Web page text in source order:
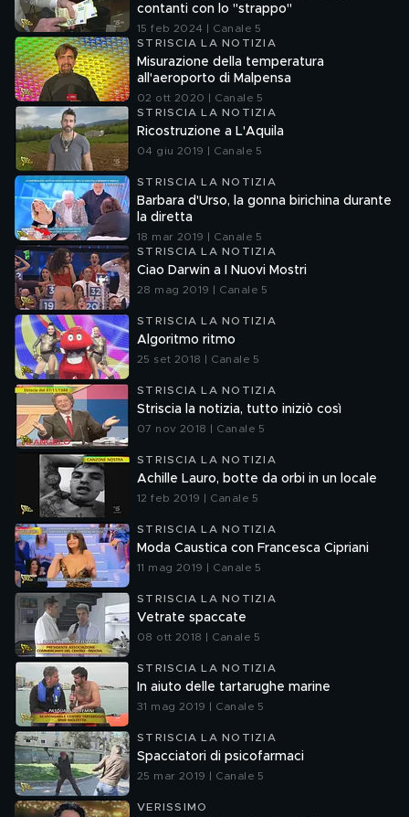
contanti con lo "strappo"
15 feb 2024 | Canale 5
STRISCIA LA NOTIZIA
Misurazione della temperatura
all'aeroporto di Malpensa
02 ott 2020 | Canale 5
STRISCIA LA NOTIZIA
Ricostruzione a L'Aquila
04 giu 2019 | Canale 5
STRISCIA LA NOTIZIA
Barbara d'Urso, la gonna birichina durante
la diretta
18 mar 2019 | Canale 5
STRISCIA LA NOTIZIA
Ciao Darwin a I Nuovi Mostri
28 mag 2019 | Canale 5
STRISCIA LA NOTIZIA
Algoritmo ritmo
25 set 2018 | Canale 5
STRISCIA LA NOTIZIA
Striscia la notizia, tutto iniziò così
07 nov 2018 | Canale 5
STRISCIA LA NOTIZIA
Achille Lauro, botte da orbi in un locale
12 feb 2019 | Canale 5
STRISCIA LA NOTIZIA
Moda Caustica con Francesca Cipriani
11 mag 2019 | Canale 5
STRISCIA LA NOTIZIA
Vetrate spaccate
08 ott 2018 | Canale 5
STRISCIA LA NOTIZIA
In aiuto delle tartarughe marine
31 mag 2019 | Canale 5
STRISCIA LA NOTIZIA
Spacciatori di psicofarmaci
25 mar 2019 | Canale 5
VERISSIMO